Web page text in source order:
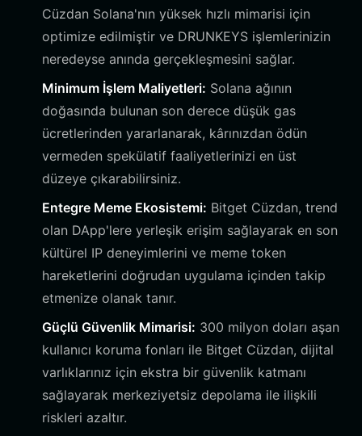
Cüzdan Solana'nın yüksek hızlı mimarisi için
optimize edilmiştir ve DRUNKEYS işlemlerinizin
neredeyse anında gerçekleşmesini sağlar.
Minimum İşlem Maliyetleri: Solana ağının
doğasında bulunan son derece düşük gas
ücretlerinden yararlanarak, kârınızdan ödün
vermeden spekülatif faaliyetlerinizi en üst
düzeye çıkarabilirsiniz.
Entegre Meme Ekosistemi: Bitget Cüzdan, trend
olan DApp'lere yerleşik erişim sağlayarak en son
kültürel IP deneyimlerini ve meme token
hareketlerini doğrudan uygulama içinden takip
etmenize olanak tanır.
Güçlü Güvenlik Mimarisi: 300 milyon doları aşan
kullanıcı koruma fonları ile Bitget Cüzdan, dijital
varlıklarınız için ekstra bir güvenlik katmanı
sağlayarak merkeziyetsiz depolama ile ilişkili
riskleri azaltır.